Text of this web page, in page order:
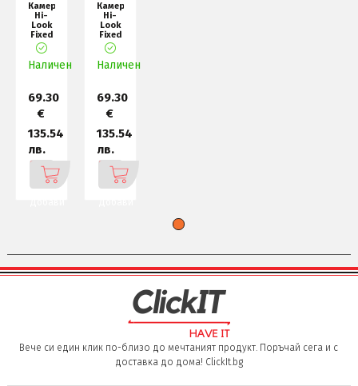
Камера
Hi-
Look
Fixed
Turret
Network
Camera
Наличен
69.30
€
135.54
лв.
Камера
Hi-
Look
Fixed
Bullet
Network
Camera
Наличен
69.30
€
135.54
лв.
Вече си един клик по-близо до мечтаният продукт. Поръчай сега и с
доставка до дома! ClickIt.bg